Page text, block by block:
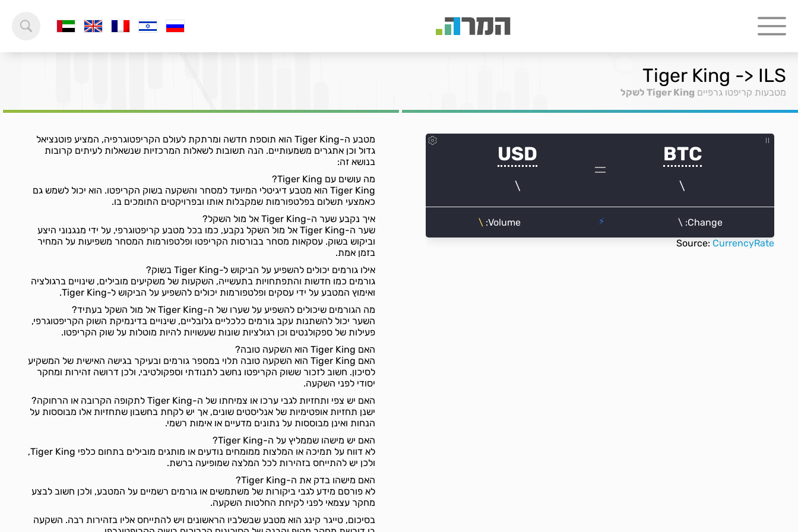
Tiger King -> ILS
מטבעות קריפטו גרפיים Tiger King לשקל
Source: CurrencyRate
מטבע ה-Tiger King הוא תוספת חדשה ומרתקת לעולם הקריפטוגרפיה, המציע פוטנציאל
גדול וכן אתגרים משמעותיים. הנה תשובות לשאלות המרכזיות שנשאלות לעיתים קרובות
בנושא זה:
מה עושים עם Tiger King?
Tiger King הוא מטבע דיגיטלי המיועד למסחר והשקעה בשוק הקריפטו. הוא יכול לשמש גם
כאמצעי תשלום בפלטפורמות שמקבלות אותו ובפרויקטים התומכים בו.
איך נקבע שער ה-Tiger King אל מול השקל?
שער ה-Tiger King אל מול השקל נקבע, כמו בכל מטבע קריפטוגרפי, על ידי מנגנוני היצע
וביקוש בשוק. עסקאות מסחר בבורסות הקריפטו ופלטפורמות המסחר משפיעות על המחיר
בזמן אמת.
אילו גורמים יכולים להשפיע על הביקוש ל-Tiger King בשוק?
גורמים כמו חדשות והתפתחויות בתעשייה, השקעות של משקיעים מובילים, שינויים ברגולציה
ואימוץ המטבע על ידי עסקים ופלטפורמות יכולים להשפיע על הביקוש ל-Tiger King.
מה הגורמים שיכולים להשפיע על שערו של ה-Tiger King אל מול השקל בעתיד?
השער יכול להשתנות עקב גורמים כלכליים גלובליים, שינויים בדינמיקת השוק הקריפטוגרפי,
פעילות של ספקולנטים וכן רגולציות שונות שעשויות להיות מוטלות על שוק הקריפטו.
האם Tiger King הוא השקעה טובה?
האם Tiger King הוא השקעה טובה תלוי במספר גורמים ובעיקר בגישה האישית של המשקיע
לסיכון. חשוב לזכור ששוק הקריפטו נחשב לתנודתי וספקולטיבי, ולכן דרושה זהירות ומחקר
יסודי לפני השקעה.
האם יש צפי ותחזיות לגבי ערכו או צמיחתו של ה-Tiger King לתקופה הקרובה או הרחוקה?
ישנן תחזיות אופטימיות של אנליסטים שונים, אך יש לקחת בחשבון שתחזיות אלו מבוססות על
הנחות ואינן מבוססות על נתונים מדעיים או אימות רשמי.
האם יש מישהו שממליץ על ה-Tiger King?
לא דווח על תמיכה או המלצות ממומחים נודעים או מותגים מובילים בתחום כלפי Tiger King,
ולכן יש להתייחס בזהירות לכל המלצה שמופיעה ברשת.
האם מישהו בדק את ה-Tiger King?
לא פורסם מידע לגבי ביקורות של משתמשים או גורמים רשמיים על המטבע, ולכן חשוב לבצע
מחקר עצמאי לפני לקיחת החלטות השקעה.
בסיכום, טייגר קינג הוא מטבע שבשלביו הראשונים ויש להתייחס אליו בזהירות רבה. השקעה